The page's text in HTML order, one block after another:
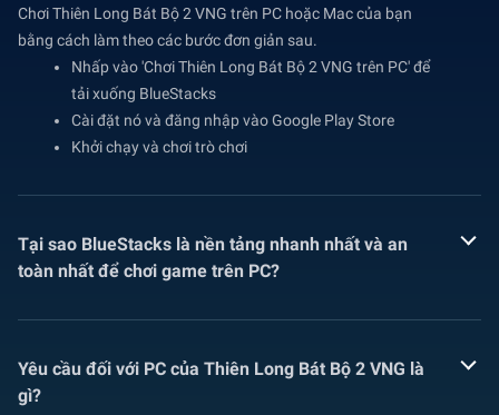
Chơi Thiên Long Bát Bộ 2 VNG trên PC hoặc Mac của bạn
bằng cách làm theo các bước đơn giản sau.
Nhấp vào 'Chơi Thiên Long Bát Bộ 2 VNG trên PC' để
tải xuống BlueStacks
Cài đặt nó và đăng nhập vào Google Play Store
Khởi chạy và chơi trò chơi
Tại sao BlueStacks là nền tảng nhanh nhất và an
toàn nhất để chơi game trên PC?
Yêu cầu đối với PC của Thiên Long Bát Bộ 2 VNG là
gì?